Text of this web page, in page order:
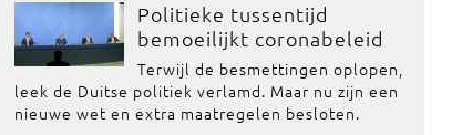
Politieke tussentijd
bemoeilijkt coronabeleid
Terwijl de besmettingen oplopen,
leek de Duitse politiek verlamd. Maar nu zijn een
nieuwe wet en extra maatregelen besloten.